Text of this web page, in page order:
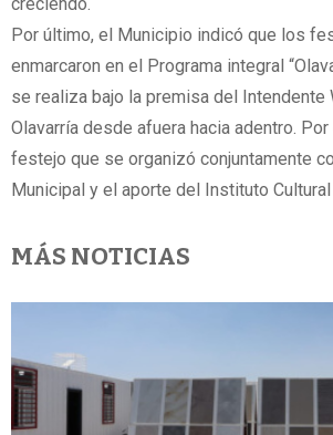
Por último, el Municipio indicó que los
enmarcaron en el Programa integral
se realiza bajo la premisa del Intendente
Olavarría desde afuera hacia adentro.
festejo que se organizó conjuntamente
Municipal y el aporte del Instituto
MÁS NOTICIAS